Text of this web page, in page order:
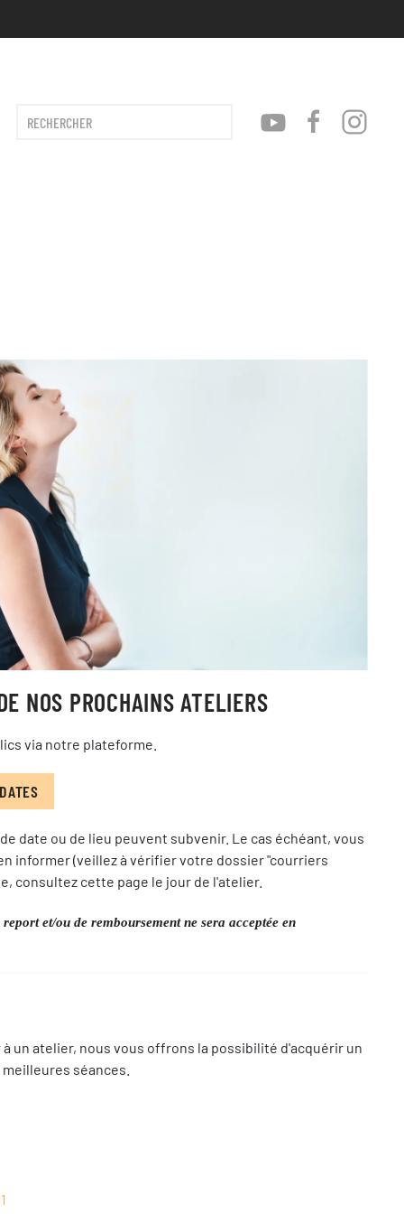
NOS PROCHAINS ATELIERS
via notre plateforme.
date ou de lieu peuvent subvenir. Le cas échéant, vous
informer (veillez à vérifier votre dossier "courriers
consultez cette page le jour de l'atelier.
et/ou de remboursement ne sera acceptée en
à un atelier, nous vous offrons la possibilité d'acquérir un
séances.